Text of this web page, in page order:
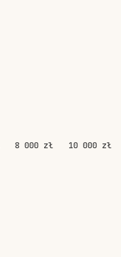
8 000 zł 10 000 zł